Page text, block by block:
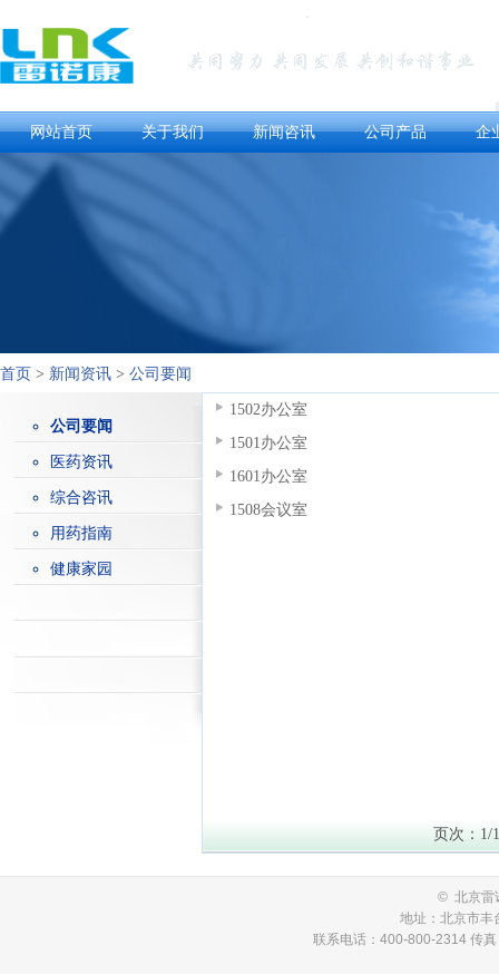
网站首页 关于我们 新闻咨讯 公司产品 企
首页 > 新闻资讯 > 公司要闻
公司要闻
医药资讯
综合咨讯
用药指南
健康家园
1502办公室
1501办公室
1601办公室
1508会议室
页次：
© 北京雷
地址：北京市丰
联系电话：400-800-2314 传